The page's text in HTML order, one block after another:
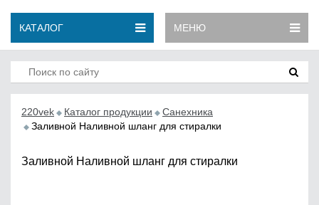
КАТАЛОГ МЕНЮ
220vek Каталог продукции
Санехника
Заливной Наливной шланг для стиралки
Заливной Наливной шланг для стиралки